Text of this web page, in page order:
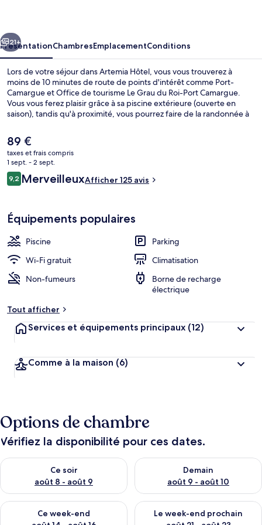
Suivant
21+
PrésentationChambresEmplacementConditions
Lors de votre séjour dans Artemia Hôtel, vous vous trouverez à
moins de 10 minutes de route de points d'intérêt comme Port-
Camargue et Office de tourisme Le Grau du Roi-Port Camargue.
Vous vous ferez plaisir grâce à sa piscine extérieure (ouverte en
saison), tandis qu'à proximité, vous pourrez faire de la randonnée à
un snack-bar/une épicerie fine, un jardin et un service de nettoyage
de vélos.
Le
prix
actuel
est
de
89 €
taxes et frais compris
1 sept. - 2 sept.
Avis
voyageurs
9,29,2 sur 10
MerveilleuxAfficher 125 avis
Équipements populaires
Piscine
Parking
Wi-Fi gratuit
Climatisation
Non-fumeurs
Borne de recharge
électrique
Tout afficher
Services et équipements principaux (12)
Comme à la maison (6)
Options de chambre
Vérifiez la disponibilité pour ces dates.
Ce soir
août 8 - août 9
Vérifier la disponibilité pour ce soir août 8 - août 9
Demain
août 9 - août 10
Vérifier la disponibilité pour
Ce week-end
Vérifier la disponibilité pour ce week-end août 14 - août 16
Le week-end prochain
Vérifier la disponibilité pour